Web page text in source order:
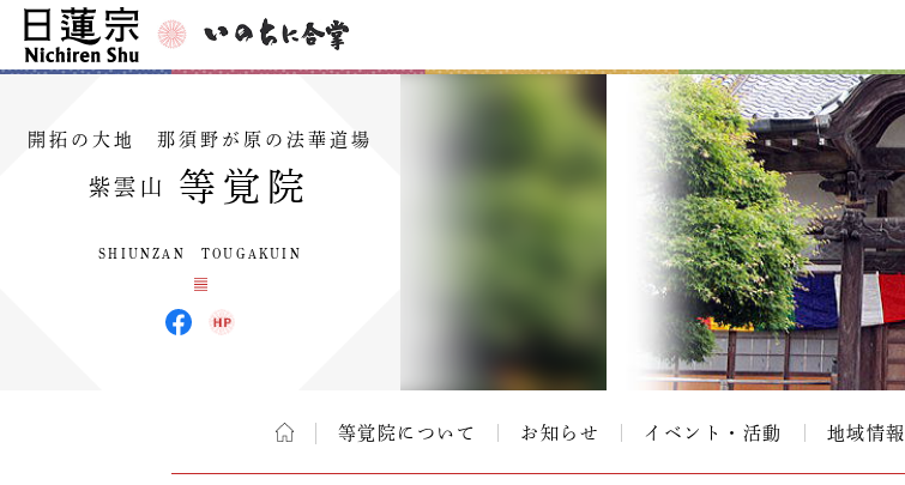
開拓の大地 那須野が原の法華道場
紫雲山 等覚院
SHIUNZAN TOUGAKUIN
等覚院について お知らせ イベント・活動 地域情報